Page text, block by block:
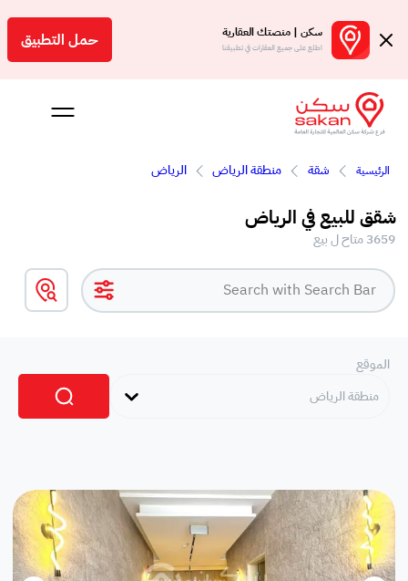
سكن | منصتك العقارية
اطلع على جميع العقارات في تطبيقنا حمل التطبيق
الرئيسية شقة منطقة الرياض الرياض
شقق للبيع في الرياض
3659 متاح ل بيع
الموقع
منطقة الرياض